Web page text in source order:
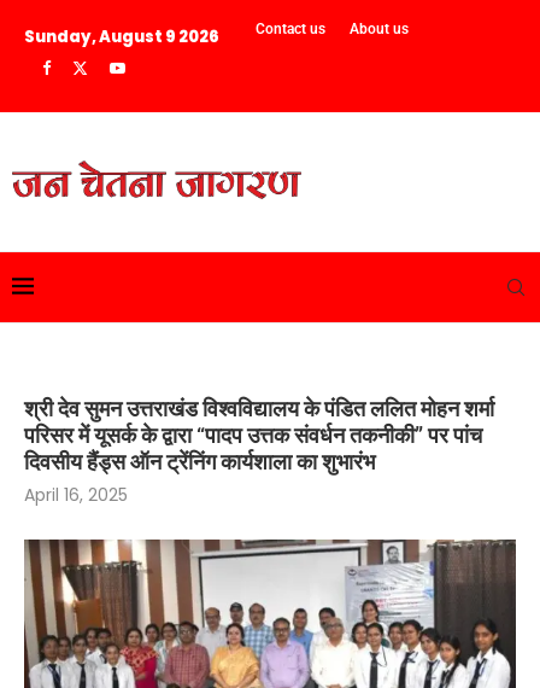
Sunday, August 9 2026 Contact us About us
श्री देव सुमन उत्तराखंड विश्वविद्यालय के पंडित ललित मोहन शर्मा
परिसर में यूसर्क के द्वारा “पादप उत्तक संवर्धन तकनीकी” पर पांच
दिवसीय हैंड्स ऑन ट्रेंनिंग कार्यशाला का शुभारंभ
April 16, 2025